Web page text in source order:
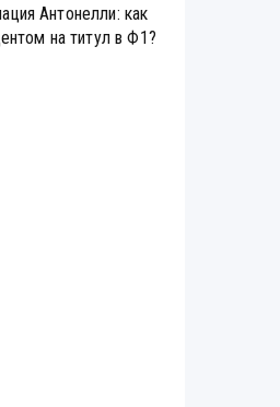
Антонелли: как
на титул в Ф1?